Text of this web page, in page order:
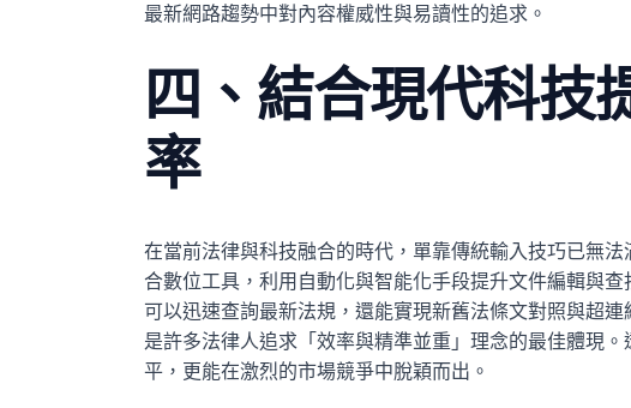
最新網路趨勢中對內容權威性與易讀性的追求。
四、結合現代科技
率
在當前法律與科技融合的時代，單靠傳統輸入技巧已無
合數位工具，利用自動化與智能化手段提升文件編輯與
可以迅速查詢最新法規，還能實現新舊法條文對照與超
是許多法律人追求「效率與精準並重」理念的最佳體現
平，更能在激烈的市場競爭中脫穎而出。